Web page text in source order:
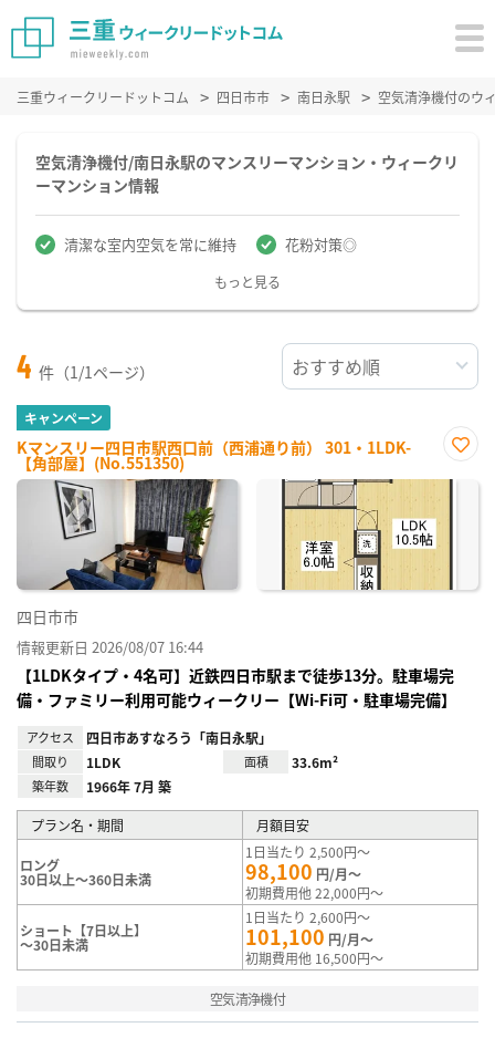
三重ウィークリードットコム 四日市市 南日永駅 空気清浄機付のウ
空気清浄機付/南日永駅のマンスリーマンション・ウィークリ
ーマンション情報
清潔な室内空気を常に維持 花粉対策◎
もっと見る
4 件（1/1ページ）
キャンペーン
Kマンスリー四日市駅西口前（西浦通り前） 301・1LDK-
【角部屋】(No.551350)
に入
四日市市
情報更新日 2026/08/07 16:44
【1LDKタイプ・4名可】近鉄四日市駅まで徒歩13分。駐車場完
備・ファミリー利用可能ウィークリー【Wi-Fi可・駐車場完備】
アクセス 四日市あすなろう「南日永駅」
間取り 1LDK 面積 33.6m²
築年数 1966年 7月 築
プラン名・期間 月額目安
ロング
30日以上～360日未満
1日当たり 2,500円～
98,100 円/月～
初期費用他 22,000円～
ショート【7日以上】
～30日未満
1日当たり 2,600円～
101,100 円/月～
初期費用他 16,500円～
空気清浄機付